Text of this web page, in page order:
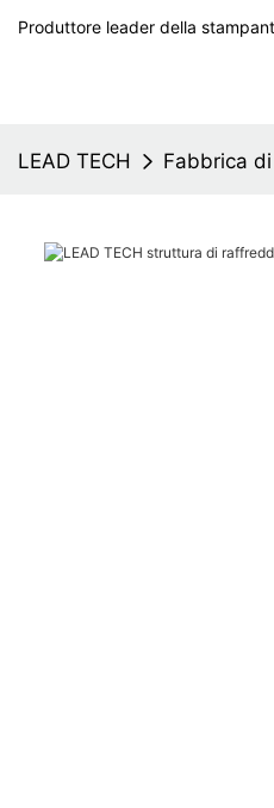
Produttore leader della
LEAD TECH Fabbrica